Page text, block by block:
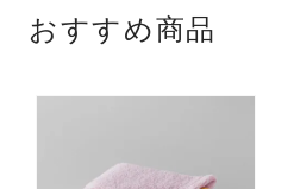
おすすめ商品